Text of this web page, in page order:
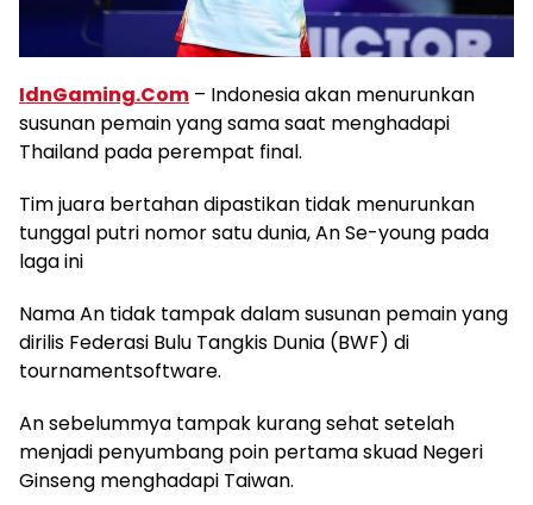
IdnGaming.Com – Indonesia akan menurunkan
susunan pemain yang sama saat menghadapi
Thailand pada perempat final.
Tim juara bertahan dipastikan tidak menurunkan
tunggal putri nomor satu dunia, An Se-young pada
laga ini
Nama An tidak tampak dalam susunan pemain yang
dirilis Federasi Bulu Tangkis Dunia (BWF) di
tournamentsoftware.
An sebelummya tampak kurang sehat setelah
menjadi penyumbang poin pertama skuad Negeri
Ginseng menghadapi Taiwan.